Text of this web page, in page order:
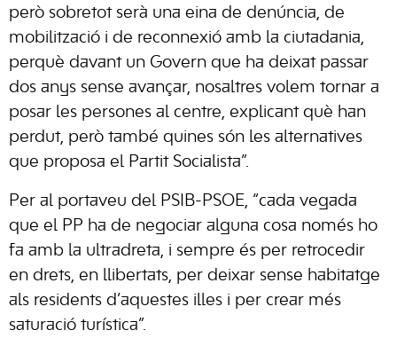
però sobretot serà una eina de denúncia, de
mobilització i de reconnexió amb la ciutadania,
perquè davant un Govern que ha deixat passar
dos anys sense avançar, nosaltres volem tornar a
posar les persones al centre, explicant què han
perdut, però també quines són les alternatives
que proposa el Partit Socialista”.
Per al portaveu del PSIB-PSOE, “cada vegada
que el PP ha de negociar alguna cosa només ho
fa amb la ultradreta, i sempre és per retrocedir
en drets, en llibertats, per deixar sense habitatge
als residents d’aquestes illes i per crear més
saturació turística”.